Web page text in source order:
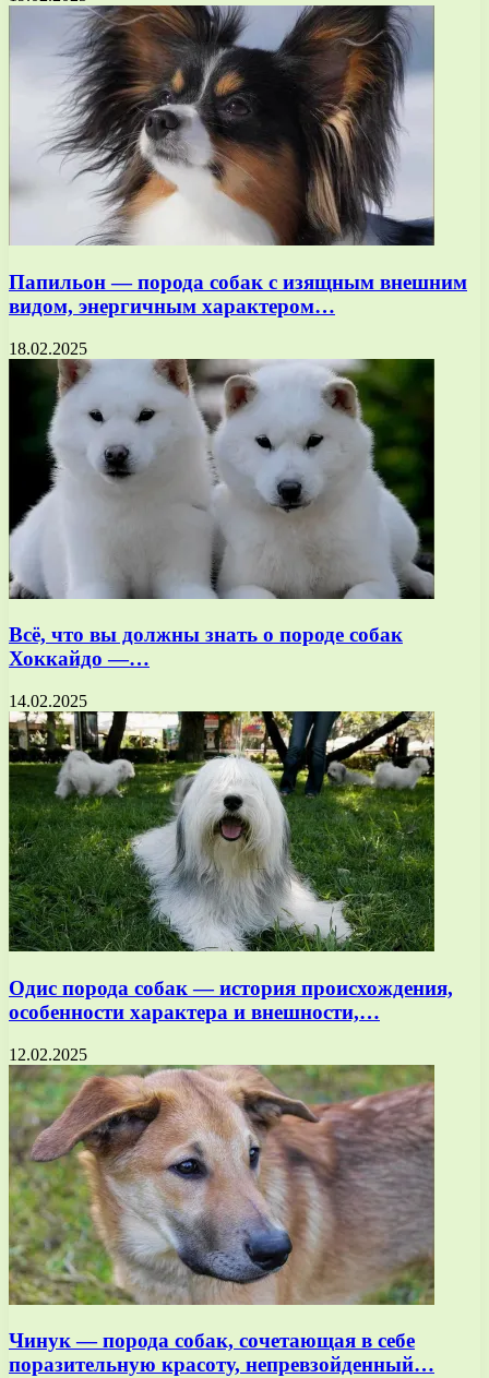
Папильон — порода собак с изящным внешним
видом, энергичным характером…
18.02.2025
Всё, что вы должны знать о породе собак
Хоккайдо —…
14.02.2025
Одис порода собак — история происхождения,
особенности характера и внешности,…
12.02.2025
Чинук — порода собак, сочетающая в себе
поразительную красоту, непревзойденный…